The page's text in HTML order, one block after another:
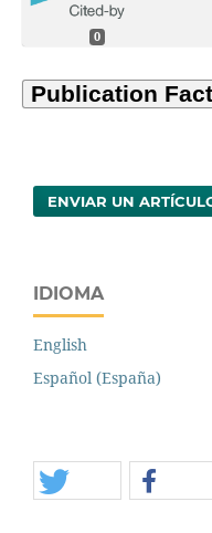
0
ENVIAR UN
IDIOMA
English
Español (España)